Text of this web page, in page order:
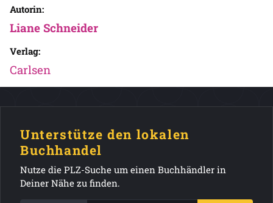
Autorin:
Liane Schneider
Verlag:
Carlsen
Unterstütze den lokalen
Buchhandel
Nutze die PLZ-Suche um einen Buchhändler in
Deiner Nähe zu finden.